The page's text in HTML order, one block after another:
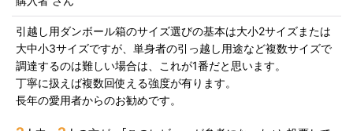
引越し用ダンボール箱のサイズ選びの基本は大小2サイズまたは
大中小3サイズですが、単身者の引っ越し用途など複数サイズで
調達するのは難しい場合は、これが1番だと思います。
丁寧に扱えば複数回使える強度が有ります。
長年の愛用者からのお勧めです。